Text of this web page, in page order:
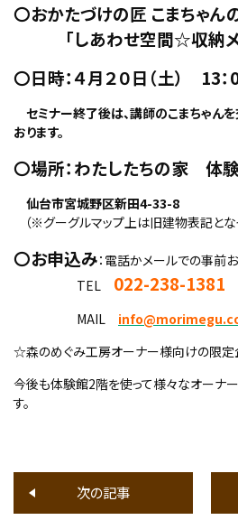
〇おかたづけの匠 こまちゃん
「しあわせ空間☆収納メ
〇日時：４月２０日（土） 13
セミナー終了後は、講師のこまちゃん
おります。
〇場所：わたしたちの家 体
仙台市宮城野区新田4-33-8
（※グーグルマップ上は旧建物表記とな
〇お申込み：電話かメールでの事前
TEL 022-238-1381
MAIL
☆森のめぐみ工房オーナー様向けの限
今後も体験館2階を使って様々なオーナ
す。
次の記事